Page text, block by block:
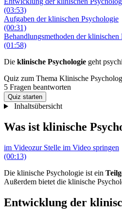
(03:53)
Aufgaben der klinischen Psychologie
(00:31)
Behandlungsmethoden der klinischen
(01:58)
Die klinische Psychologie geht
Quiz zum Thema Klinische
5 Fragen beantworten
Quiz starten
Inhaltsübersicht
Was ist klinische
im Videozur Stelle im Video springen
(00:13)
Die klinische Psychologie ist ein
Außerdem bietet die klinische
Entwicklung der